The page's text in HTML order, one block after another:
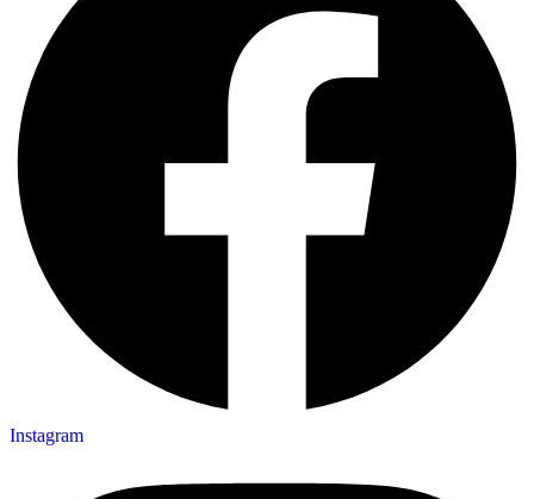
Instagram